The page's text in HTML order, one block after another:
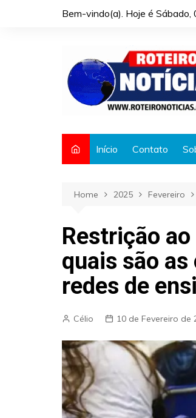
Bem-vindo(a). Hoje é Sábado,
Início Contato
Home 2025 Fevereiro
Restrição
quais são
redes de
Célio 10 de Fevereiro de